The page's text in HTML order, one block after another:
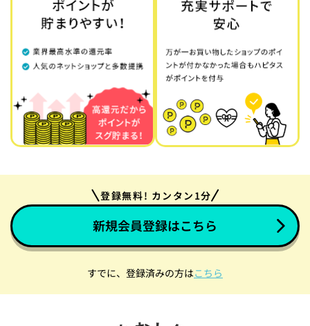
登録無料! カンタン1分
新規会員登録はこちら
すでに、登録済みの方はこちら